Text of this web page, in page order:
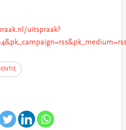
uitspraak?